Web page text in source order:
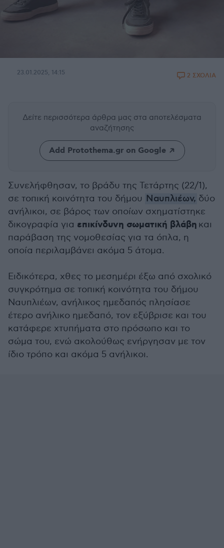
23.01.2025, 14:15 2 ΣΧΟΛΙΑ
Δείτε περισσότερα άρθρα μας στα αποτελέσματα
αναζήτησης
Add Protothema.gr on Google
Συνελήφθησαν, το βράδυ της Τετάρτης (22/1),
σε τοπική κοινότητα του δήμου Ναυπλιέων, δύο
ανήλικοι, σε βάρος των οποίων σχηματίστηκε
δικογραφία για επικίνδυνη σωματική βλάβη και
παράβαση της νομοθεσίας για τα όπλα, η
οποία περιλαμβάνει ακόμα 5 άτομα.
Ειδικότερα, χθες το μεσημέρι έξω από σχολικό
συγκρότημα σε τοπική κοινότητα του δήμου
Ναυπλιέων, ανήλικος ημεδαπός πλησίασε
έτερο ανήλικο ημεδαπό, τον εξύβρισε και του
κατάφερε χτυπήματα στο πρόσωπο και το
σώμα του, ενώ ακολούθως ενήργησαν με τον
ίδιο τρόπο και ακόμα 5 ανήλικοι.